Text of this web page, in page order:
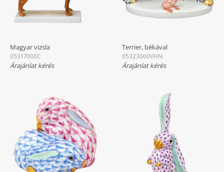
Magyar vizsla
05317000C
Árajánlat kérés
Terrier, békával
05323000VHN
Árajánlat kérés